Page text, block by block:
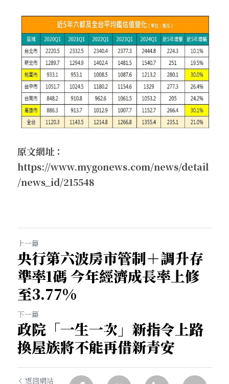
原文網址：
https://www.mygonews.com/news/detail
/news_id/215548
上一篇
央行第六波房市管制＋調升存
準率1碼 今年經濟成長率上修
至3.77%
下一篇
政院「一生一次」新指令上路
換屋族將不能再借新青安
返回網站